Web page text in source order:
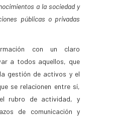
a la sociedad y
públicas o privadas
con un claro
a todos aquellos, que
gestión de activos y el
se relacionen entre sí,
rubro de actividad, y
de comunicación y